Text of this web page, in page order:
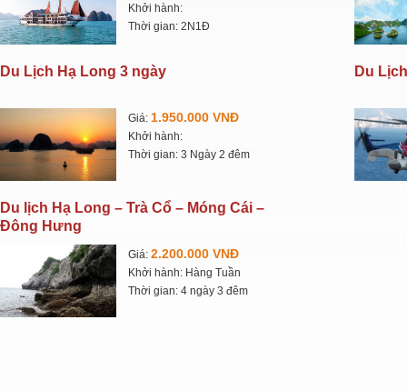
Khởi hành:
Thời gian: 2N1Đ
Du Lịch Hạ Long 3 ngày
Giá: 1.950.000 VNĐ
Khởi hành:
Thời gian: 3 Ngày 2 đêm
Du
Du lịch Hạ Long – Trà Cổ – Móng Cái –
Đông Hưng
Giá: 2.200.000 VNĐ
Khởi hành: Hàng Tuần
Thời gian: 4 ngày 3 đêm